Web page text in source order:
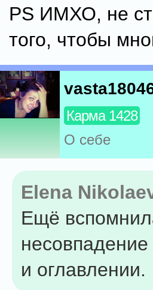
PS ИМХО, не
того, чтобы
Карма 1428
О себе
Elena
Ещё
несовпадение
и оглавлении.